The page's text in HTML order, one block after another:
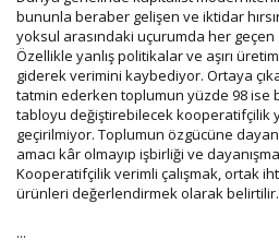
bununla beraber gelişen ve iktidar
yoksul arasındaki uçurumda her
Özellikle yanlış politikalar ve aşırı
giderek verimini kaybediyor. Ortaya
tatmin ederken toplumun yüzde 98 ise
tabloyu değiştirebilecek kooperatifçilik
geçirilmiyor. Toplumun özgücüne
amacı kâr olmayıp işbirliği ve
Kooperatifçilik verimli çalışmak, ortak
ürünleri değerlendirmek olarak belirtilir.
...